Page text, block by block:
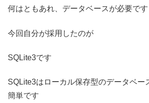
何はともあれ、データベースが必要です
今回自分が採用したのが
SQLite3です
SQLite3はローカル保存型のデータベー
簡単です